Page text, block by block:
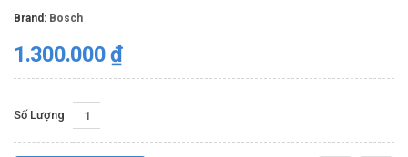
Brand: Bosch
1.300.000₫
Số Lượng